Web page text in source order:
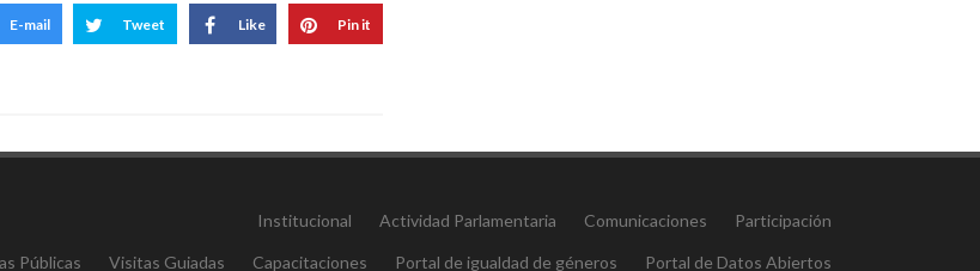
E-mail Tweet Like Pin it
Institucional Actividad Parlamentaria Comunicaciones Participación
Públicas Visitas Guiadas Capacitaciones Portal de igualdad de géneros Portal de Datos Abiertos